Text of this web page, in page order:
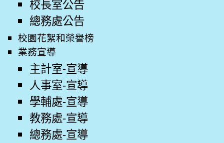
校長室公告
總務處公告
校園花絮和榮譽榜
業務宣導
主計室-宣導
人事室-宣導
學輔處-宣導
教務處-宣導
總務處-宣導